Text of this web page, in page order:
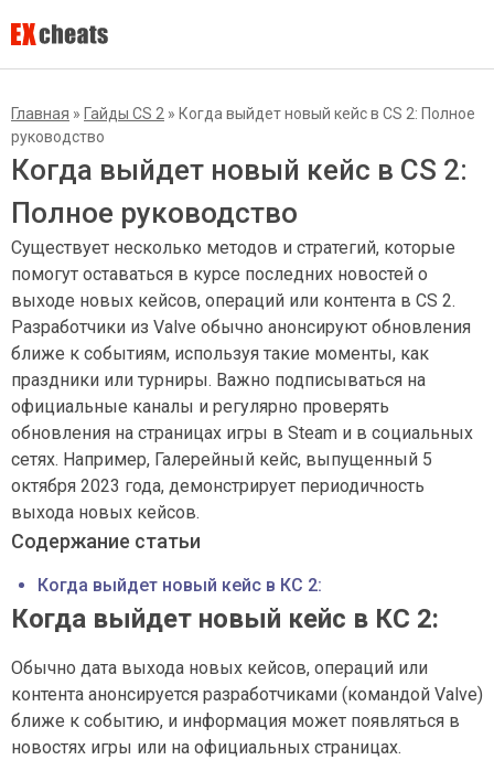
Главная » Гайды CS 2 » Когда выйдет новый кейс в CS 2: Полное
руководство
Когда выйдет новый кейс в CS 2:
Полное руководство
Существует несколько методов и стратегий, которые
помогут оставаться в курсе последних новостей о
выходе новых кейсов, операций или контента в CS 2.
Разработчики из Valve обычно анонсируют обновления
ближе к событиям, используя такие моменты, как
праздники или турниры. Важно подписываться на
официальные каналы и регулярно проверять
обновления на страницах игры в Steam и в социальных
сетях. Например, Галерейный кейс, выпущенный 5
октября 2023 года, демонстрирует периодичность
выхода новых кейсов.
Содержание статьи
Когда выйдет новый кейс в КС 2:
Когда выйдет новый кейс в КС 2:
Обычно дата выхода новых кейсов, операций или
контента анонсируется разработчиками (командой Valve)
ближе к событию, и информация может появляться в
новостях игры или на официальных страницах.